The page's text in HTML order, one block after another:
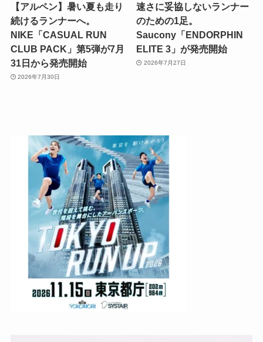
【アルペン】暑い夏も走り
続けるランナーへ。
NIKE「CASUAL RUN
CLUB PACK」第5弾が7月
31日から発売開始
2026年7月30日
速さに妥協しないランナー
のための1足。
Saucony「ENDORPHIN
ELITE 3」が発売開始
2026年7月27日